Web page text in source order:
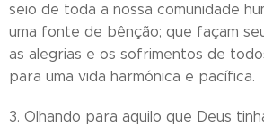
seio de toda a nossa comunidade
uma fonte de bênção; que façam
as alegrias e os sofrimentos de
para uma vida harmónica e pacífica.
3. Olhando para aquilo que Deus